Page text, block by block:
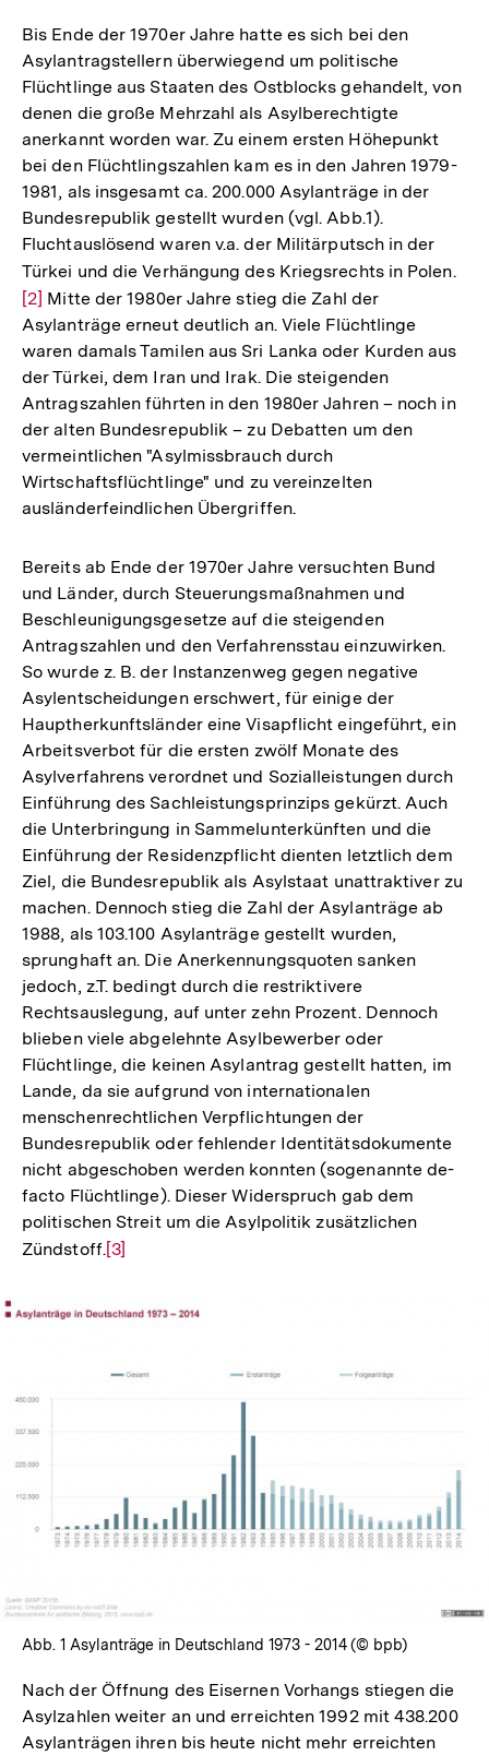
Bis Ende der 1970er Jahre hatte es sich bei den
Asylantragstellern überwiegend um politische
Flüchtlinge aus Staaten des Ostblocks gehandelt, von
denen die große Mehrzahl als Asylberechtigte
anerkannt worden war. Zu einem ersten Höhepunkt
bei den Flüchtlingszahlen kam es in den Jahren 1979-
1981, als insgesamt ca. 200.000 Asylanträge in der
Bundesrepublik gestellt wurden (vgl. Abb.1).
Fluchtauslösend waren v.a. der Militärputsch in der
Türkei und die Verhängung des Kriegsrechts in Polen.Zur
[2] Mitte der 1980er Jahre stieg die Zahl der
Asylanträge erneut deutlich an. Viele Flüchtlinge
waren damals Tamilen aus Sri Lanka oder Kurden aus
der Türkei, dem Iran und Irak. Die steigenden
Antragszahlen führten in den 1980er Jahren – noch in
der alten Bundesrepublik – zu Debatten um den
vermeintlichen "Asylmissbrauch durch
Wirtschaftsflüchtlinge" und zu vereinzelten
ausländerfeindlichen Übergriffen.
Bereits ab Ende der 1970er Jahre versuchten Bund
und Länder, durch Steuerungsmaßnahmen und
Beschleunigungsgesetze auf die steigenden
Antragszahlen und den Verfahrensstau einzuwirken.
So wurde z. B. der Instanzenweg gegen negative
Asylentscheidungen erschwert, für einige der
Hauptherkunftsländer eine Visapflicht eingeführt, ein
Arbeitsverbot für die ersten zwölf Monate des
Asylverfahrens verordnet und Sozialleistungen durch
Einführung des Sachleistungsprinzips gekürzt. Auch
die Unterbringung in Sammelunterkünften und die
Einführung der Residenzpflicht dienten letztlich dem
Ziel, die Bundesrepublik als Asylstaat unattraktiver zu
machen. Dennoch stieg die Zahl der Asylanträge ab
1988, als 103.100 Asylanträge gestellt wurden,
sprunghaft an. Die Anerkennungsquoten sanken
jedoch, z.T. bedingt durch die restriktivere
Rechtsauslegung, auf unter zehn Prozent. Dennoch
blieben viele abgelehnte Asylbewerber oder
Flüchtlinge, die keinen Asylantrag gestellt hatten, im
Lande, da sie aufgrund von internationalen
menschenrechtlichen Verpflichtungen der
Bundesrepublik oder fehlender Identitätsdokumente
nicht abgeschoben werden konnten (sogenannte de-
facto Flüchtlinge). Dieser Widerspruch gab dem
politischen Streit um die Asylpolitik zusätzlichen
Zündstoff.Zur
[3]
Lightbox
Abb. 1 Asylanträge in Deutschland 1973 - 2014 (© bpb)
Nach der Öffnung des Eisernen Vorhangs stiegen die
Asylzahlen weiter an und erreichten 1992 mit 438.200
Asylanträgen ihren bis heute nicht mehr erreichten